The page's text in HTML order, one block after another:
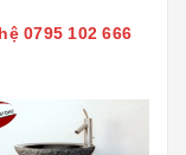
0795 102 666